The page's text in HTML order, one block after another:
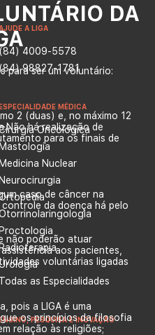
DA
para ser um voluntário:
2 (duas) e, no máximo 12
há realização de
para os finais de
caso de câncer na
da doença há pelo
não poderão atuar
aos pacientes,
voluntárias ligadas
pois a LIGA é uma
os princípios da filosofia
relação às religiões;
A LIGA
(84) 4009-5578
98827-1781
MÉDICA
Oncológica
Mastologia
Medicina Nuclear
Neurocirurgia
Proctologia
Radioterapia
Todas as Especialidades
PESQUISA E INOVAÇÃO